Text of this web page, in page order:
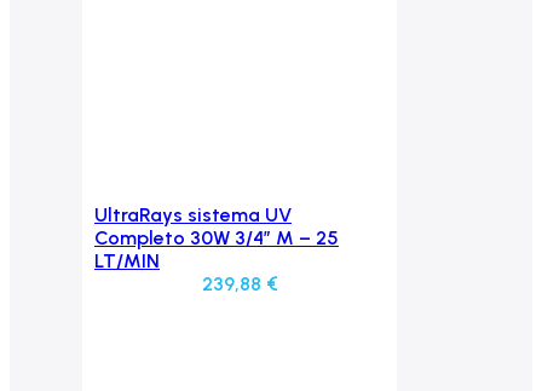
Aggiungi al carrello
UltraRays sistema UV
Completo 30W 3/4″ M – 25
LT/MIN
239,88 €